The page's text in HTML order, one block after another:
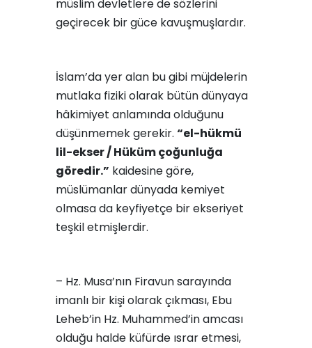
müslim devletlere de sözlerini
geçirecek bir güce kavuşmuşlardır.
İslam’da yer alan bu gibi müjdelerin
mutlaka fiziki olarak bütün dünyaya
hâkimiyet anlamında olduğunu
düşünmemek gerekir. “el-hükmü
lil-ekser / Hüküm çoğunluğa
göredir.” kaidesine göre,
müslümanlar dünyada kemiyet
olmasa da keyfiyetçe bir ekseriyet
teşkil etmişlerdir.
– Hz. Musa’nın Firavun sarayında
imanlı bir kişi olarak çıkması, Ebu
Leheb’in Hz. Muhammed’in amcası
olduğu halde küfürde ısrar etmesi,